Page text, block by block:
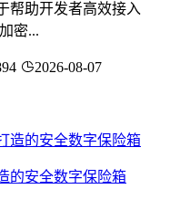
帮助开发者高效接入
密...
2026-08-07
的安全数字保险箱